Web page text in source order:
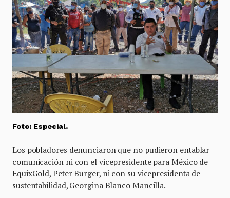
Foto: Especial.
Los pobladores denunciaron que no pudieron entablar
comunicación ni con el vicepresidente para México de
EquixGold, Peter Burger, ni con su vicepresidenta de
sustentabilidad, Georgina Blanco Mancilla.